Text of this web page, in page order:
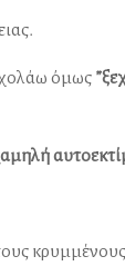
όμως
τους